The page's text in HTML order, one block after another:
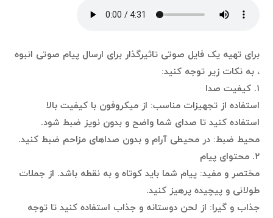
برای تهیه یک فایل صوتی تاثیرگذار برای ارسال پیام صوتی انبوه
، به نکات زیر توجه کنید:
۱. کیفیت صدا
استفاده از تجهیزات مناسب: از میکروفون با کیفیت بالا
استفاده کنید تا صدای شما واضح و بدون نویز ضبط شود.
محیط ضبط: در محیطی آرام و بدون صداهای مزاحم ضبط کنید.
۲. محتوای پیام
مختصر و مفید: پیام شما باید کوتاه و به نقطه باشد. از جملات
طولانی و پیچیده پرهیز کنید.
جذاب و گیرا: از لحن دوستانه و جذاب استفاده کنید تا توجه